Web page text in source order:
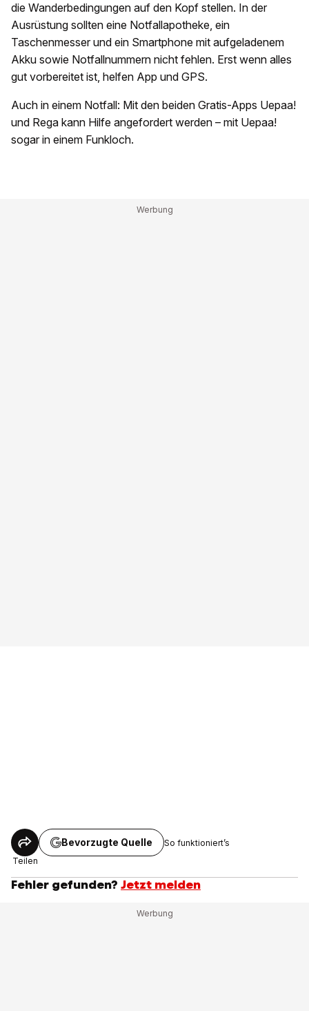
die Wanderbedingungen auf den Kopf stellen. In der
Ausrüstung sollten eine Notfallapotheke, ein
Taschenmesser und ein Smartphone mit aufgeladenem
Akku sowie Notfallnummern nicht fehlen. Erst wenn alles
gut vorbereitet ist, helfen App und GPS.
Auch in einem Notfall: Mit den beiden Gratis-Apps Uepaa!
und Rega kann Hilfe angefordert werden – mit Uepaa!
sogar in einem Funkloch.
Teilen
Bevorzugte Quelle So funktioniert’s
Fehler gefunden? Jetzt melden